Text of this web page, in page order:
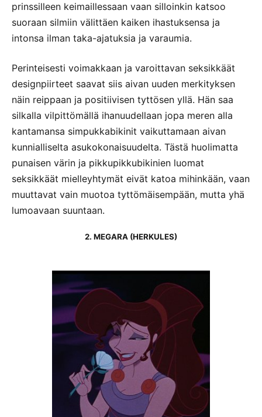
prinssilleen keimaillessaan vaan silloinkin katsoo
suoraan silmiin välittäen kaiken ihastuksensa ja
intonsa ilman taka-ajatuksia ja varaumia.
Perinteisesti voimakkaan ja varoittavan seksikkäät
designpiirteet saavat siis aivan uuden merkityksen
näin reippaan ja positiivisen tyttösen yllä. Hän saa
silkalla vilpittömällä ihanuudellaan jopa meren alla
kantamansa simpukkabikinit vaikuttamaan aivan
kunnialliselta asukokonaisuudelta. Tästä huolimatta
punaisen värin ja pikkupikkubikinien luomat
seksikkäät mielleyhtymät eivät katoa mihinkään, vaan
muuttavat vain muotoa tyttömäisempään, mutta yhä
lumoavaan suuntaan.
2. MEGARA (HERKULES)